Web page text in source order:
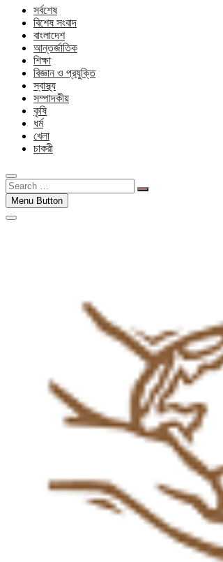
সর্বশেষ
বিশেষ সংবাদ
বাংলাদেশ
আন্তর্জাতিক
শিক্ষা
বিজ্ঞান ও প্রযুক্তি
স্বাস্থ্য
সম্পাদকীয়
কৃষি
ধর্ম
খেলা
চাকরী
Search
…Menu Button